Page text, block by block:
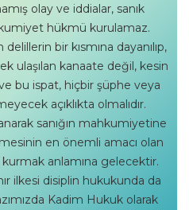
olay ve iddialar, sanık
hükmü kurulamaz.
bir kısmına dayanılıp,
ulaşılan kanaate değil, kesin
bu ispat, hiçbir şüphe veya
açıklıkta olmalıdır.
sanığın mahkumiyetine
en önemli amacı olan
anlamına gelecektir.
ilkesi disiplin hukukunda da
Kadim Hukuk olarak